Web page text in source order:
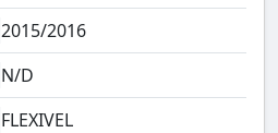
2015/2016
N/D
FLEXIVEL